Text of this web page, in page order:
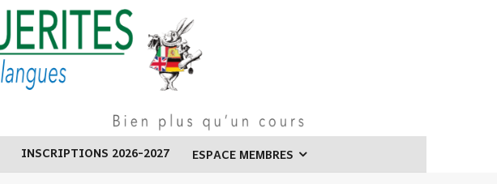
INSCRIPTIONS 2026-2027 ESPACE MEMBRES